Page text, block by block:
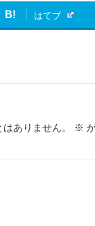
B! はてブ
ありません。 ※